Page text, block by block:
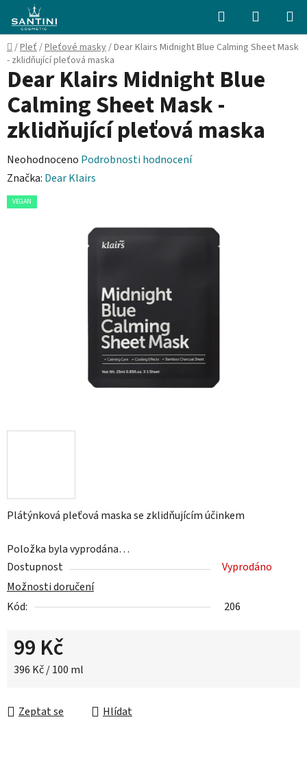
obsah
Hledat
KOŠÍK
Domů
/Pleť/Pleťové masky/Dear Klairs Midnight Blue Calming Sheet Mask
- zklidňující pleťová maska
Plátýnková pleťová maska se zklidňujícím účinkem
Položka byla vyprodána…
Dostupnost
Vyprodáno
Možnosti doručení
Kód:
206
99 Kč
Měrná cena:
396 Kč / 100 ml
Zeptat se Hlídat
Dear Klairs Midnight Blue
Calming Sheet Mask -
zklidňující pleťová maska
Průměrné
hodnocení
produktu
Neohodnoceno Podrobnosti hodnocení
Značka: Dear Klairs
VEGAN